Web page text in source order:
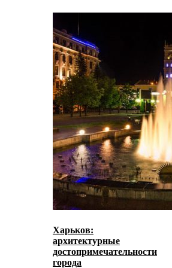
Харьков:
архитектурные
достопримечательности
города